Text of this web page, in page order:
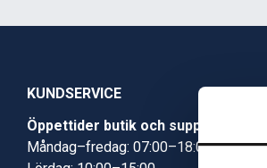
KUNDSERVICE
Öppettider butik och support
Måndag–fredag: 07:00–18:00